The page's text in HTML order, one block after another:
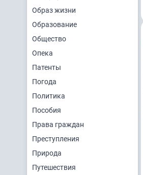
Образ жизни
Образование
Общество
Опека
Патенты
Погода
Политика
Пособия
Права граждан
Преступления
Природа
Путешествия